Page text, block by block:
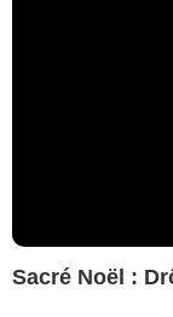
Sacré Noël :